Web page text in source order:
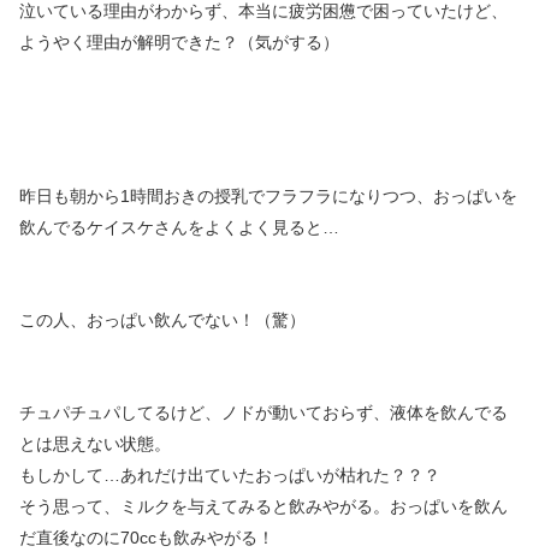
泣いている理由がわからず、本当に疲労困憊で困っていたけど、
ようやく理由が解明できた？（気がする）
昨日も朝から1時間おきの授乳でフラフラになりつつ、おっぱいを
飲んでるケイスケさんをよくよく見ると…
この人、おっぱい飲んでない！（驚）
チュパチュパしてるけど、ノドが動いておらず、液体を飲んでる
とは思えない状態。
もしかして…あれだけ出ていたおっぱいが枯れた？？？
そう思って、ミルクを与えてみると飲みやがる。おっぱいを飲ん
だ直後なのに70ccも飲みやがる！